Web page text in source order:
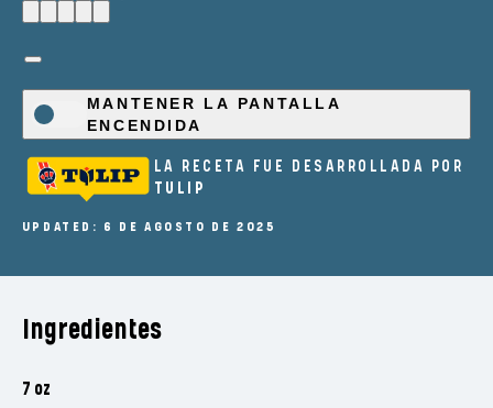
MANTENER LA PANTALLA
ENCENDIDA
LA RECETA FUE DESARROLLADA POR
TULIP
UPDATED: 6 DE AGOSTO DE 2025
Ingredientes
7 oz